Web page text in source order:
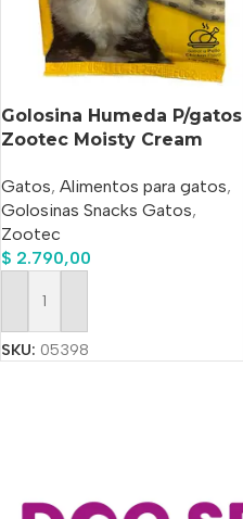
Golosina Humeda P/gatos
Zootec Moisty Cream
Gatos, Alimentos para gatos,
Golosinas Snacks Gatos,
Zootec
$ 2.790,00
Añadir Al Carrito
SKU: 05398